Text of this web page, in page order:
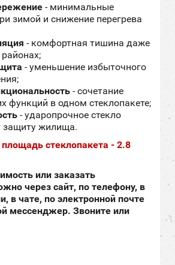
- минимальные
зимой и снижение перегрева
- комфортная тишина даже
- уменьшение избыточного
- сочетание
функций в одном стеклопакете;
- ударопрочное стекло
защиту жилища.
стеклопакета - 2.8
или заказать
через сайт, по телефону, в
в чате, по электронной почте
мессенджер. Звоните или